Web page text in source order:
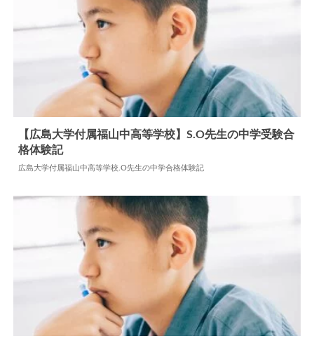
中学合格体験記
【広島大学付属福山中高等学校】S.O先生の中学受験合
格体験記
広島大学付属福山中高等学校.O先生の中学合格体験記